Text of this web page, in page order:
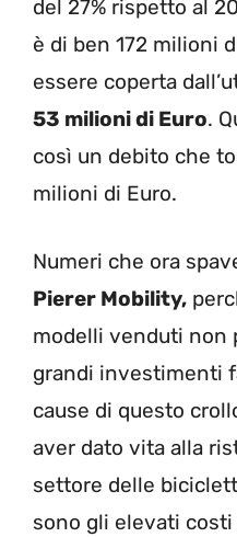
del 27% rispetto al
è di ben 172 milioni
essere coperta
53 milioni di Euro.
così un debito che
milioni di Euro.
Numeri che ora
Pierer Mobility,
modelli venduti non
grandi investimenti
cause di questo
aver dato vita alla
settore delle
sono gli elevati